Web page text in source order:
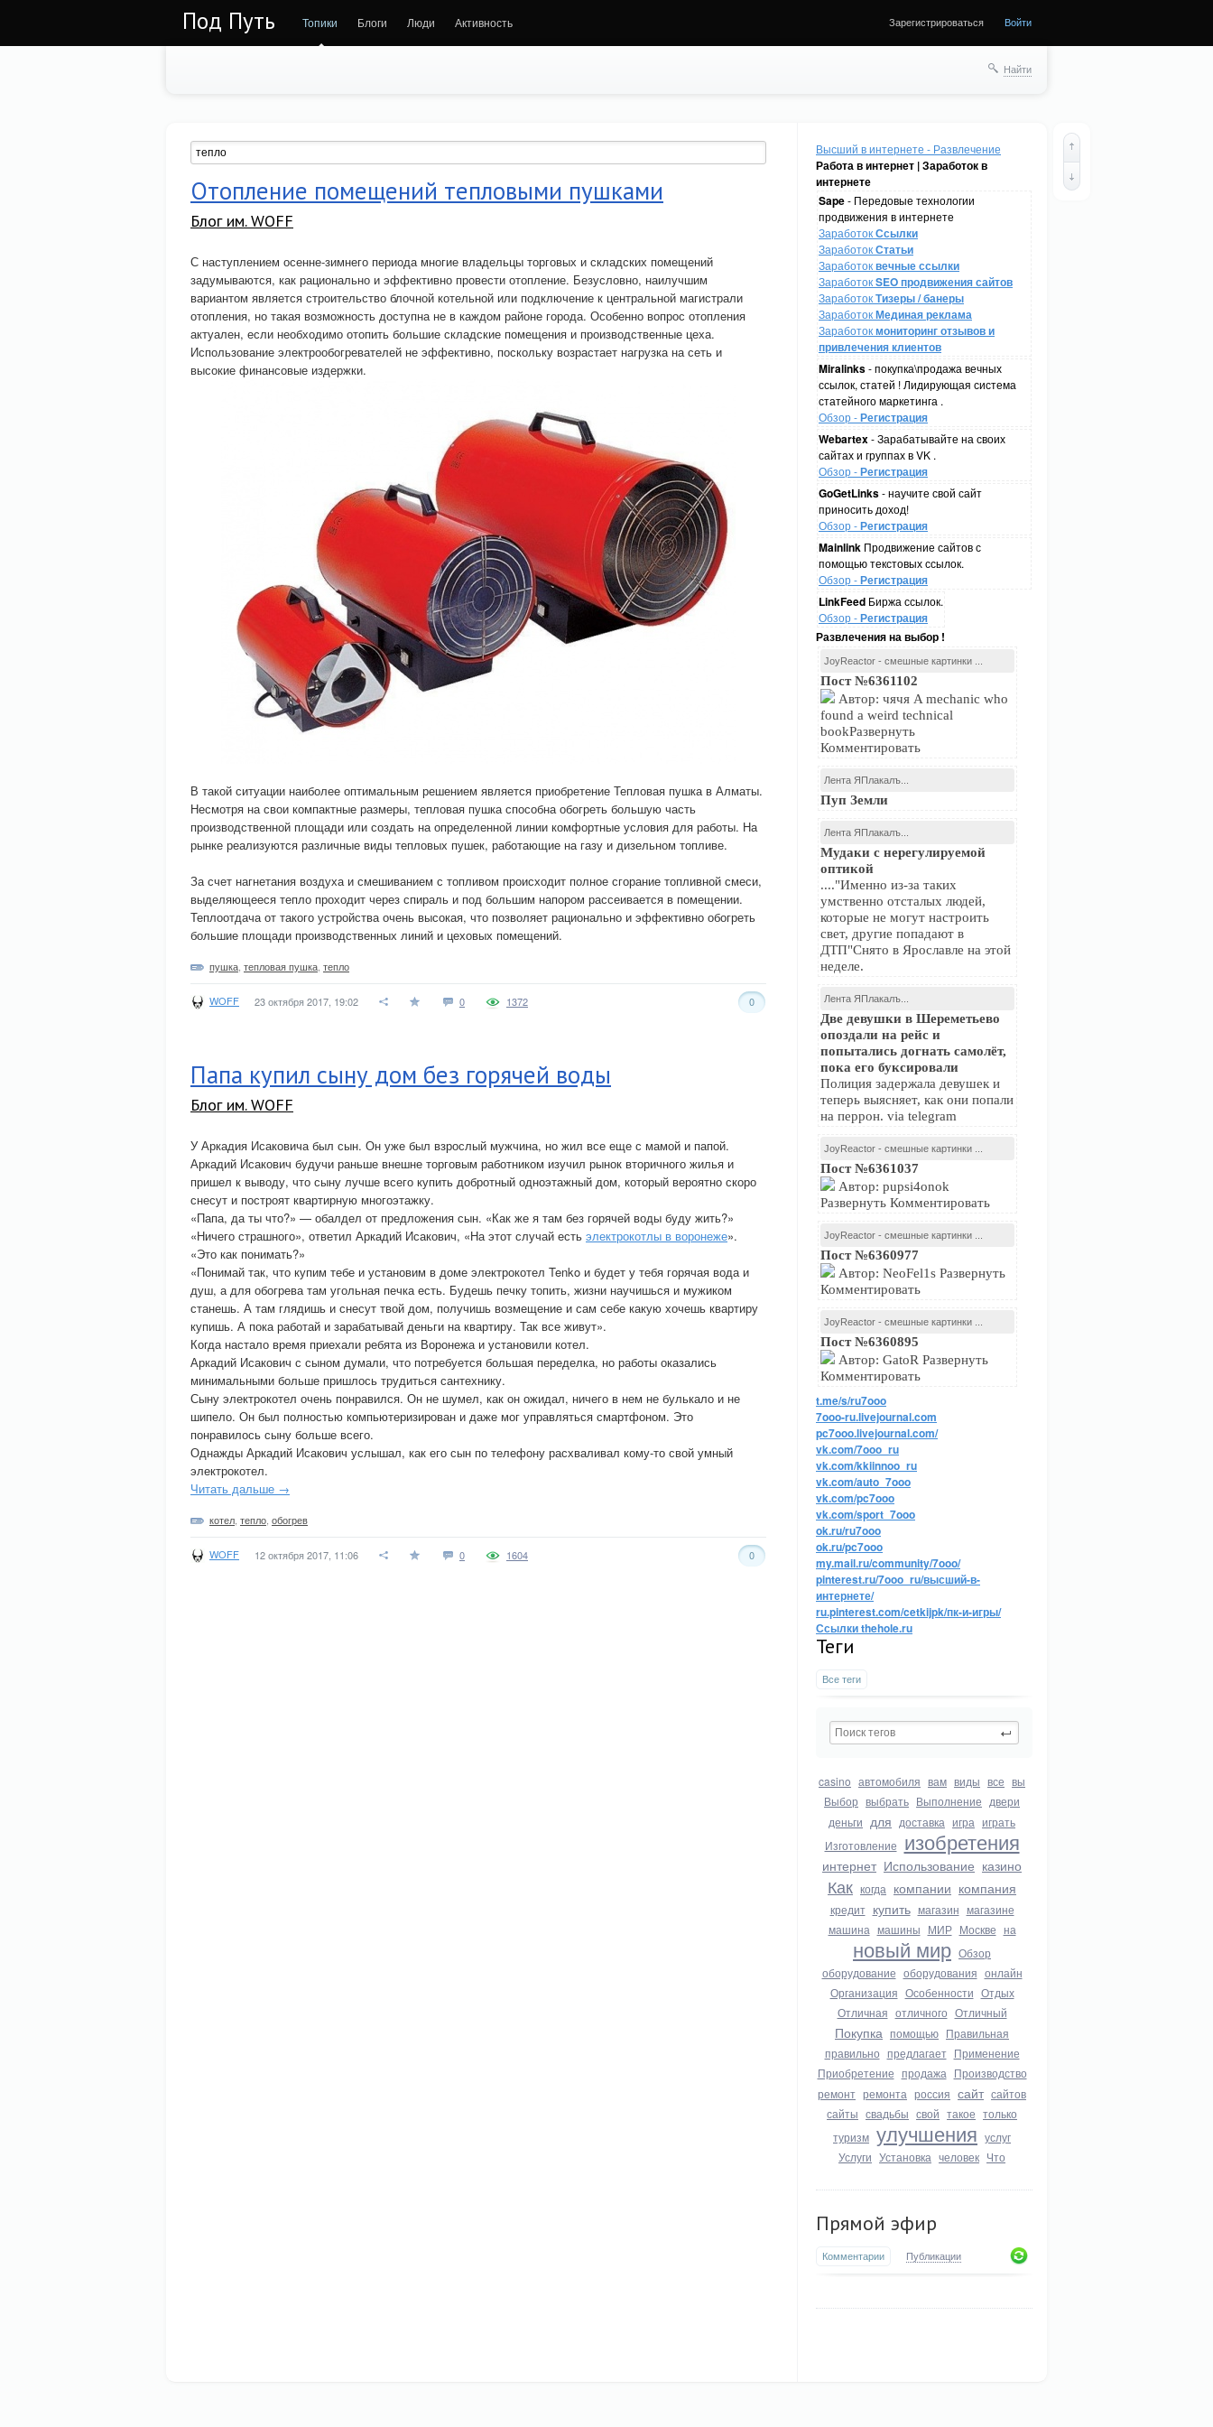
Под Путь Топики Блоги Люди Активность Зарегистрироваться Войти
Найти
Высший в интернете - Развлечение
Работа в интернет | Заработок в
интернете
Sape- Передовые технологии
продвижения в интернете
ЗаработокСсылки
ЗаработокСтатьи
Заработоквечные ссылки
ЗаработокSEO продвижения сайтов
ЗаработокТизеры / банеры
ЗаработокМединая реклама
Заработокмониторинг отзывов и
привлечения клиентов
Miralinks- покупка\продажа вечных
ссылок, статей ! Лидирующая система
статейного маркетинга .
Обзор -Регистрация
Webartex- Зарабатывайте на своих
сайтах и группах в VK .
Обзор -Регистрация
GoGetLinks- научите свой сайт
приносить доход!
Обзор -Регистрация
Mainlink Продвижение сайтов с
помощью текстовых ссылок.
Обзор -Регистрация
LinkFeed Биржа ссылок.
Обзор -Регистрация
Развлечения на выбор !
JoyReactor - смешные картинки ...
Пост №6361102
Автор: чячя A mechanic who
found a weird technical
bookРазвернуть
Комментировать
Лента ЯПлакалъ...
Пуп Земли
Лента ЯПлакалъ...
Мудаки с нерегулируемой
оптикой
...."Именно из-за таких
умственно отсталых людей,
которые не могут настроить
свет, другие попадают в
ДТП"Снято в Ярославле на этой
неделе.
Лента ЯПлакалъ...
Две девушки в Шереметьево
опоздали на рейс и
попытались догнать самолёт,
пока его буксировали
Полиция задержала девушек и
теперь выясняет, как они попали
на перрон. via telegram
JoyReactor - смешные картинки ...
Пост №6361037
Автор: pupsi4onok
Развернуть Комментировать
JoyReactor - смешные картинки ...
Пост №6360977
Автор: NeoFel1s Развернуть
Комментировать
JoyReactor - смешные картинки ...
Пост №6360895
Автор: GatoR Развернуть
Комментировать
t.me/s/ru7ooo
7ooo-ru.livejournal.com
pc7ooo.livejournal.com/
vk.com/7ooo_ru
vk.com/kkiinnoo_ru
vk.com/auto_7ooo
vk.com/pc7ooo
vk.com/sport_7ooo
ok.ru/ru7ooo
ok.ru/pc7ooo
my.mail.ru/community/7ooo/
pinterest.ru/7ooo_ru/высший-в-
интернете/
ru.pinterest.com/cetkijpk/пк-и-игры/
Ссылки thehole.ru
Теги
Все теги
casino автомобиля вам виды все вы
Выбор выбрать Выполнение двери
деньги для доставка игра играть
Изготовление изобретения
интернет Использование казино
Как когда компании компания
кредит купить магазин магазине
машина машины МИР Москве на
новый мир Обзор
оборудование оборудования онлайн
Организация Особенности Отдых
Отличная отличного Отличный
Покупка помощью Правильная
правильно предлагает Применение
Приобретение продажа Производство
ремонт ремонта россия сайт сайтов
сайты свадьбы свой такое только
туризм улучшения услуг
Услуги Установка человек Что
Прямой эфир
Комментарии Публикации
Отопление помещений тепловыми пушками
Блог им. WOFF
С наступлением осенне-зимнего периода многие владельцы торговых и складских помещений
задумываются, как рационально и эффективно провести отопление. Безусловно, наилучшим
вариантом является строительство блочной котельной или подключение к центральной магистрали
отопления, но такая возможность доступна не в каждом районе города. Особенно вопрос отопления
актуален, если необходимо отопить большие складские помещения и производственные цеха.
Использование электрообогревателей не эффективно, поскольку возрастает нагрузка на сеть и
высокие финансовые издержки.
В такой ситуации наиболее оптимальным решением является приобретение Тепловая пушка в Алматы.
Несмотря на свои компактные размеры, тепловая пушка способна обогреть большую часть
производственной площади или создать на определенной линии комфортные условия для работы. На
рынке реализуются различные виды тепловых пушек, работающие на газу и дизельном топливе.
За счет нагнетания воздуха и смешиванием с топливом происходит полное сгорание топливной смеси,
выделяющееся тепло проходит через спираль и под большим напором рассеивается в помещении.
Теплоотдача от такого устройства очень высокая, что позволяет рационально и эффективно обогреть
большие площади производственных линий и цеховых помещений.
пушка тепловая пушка тепло
WOFF 23 октября 2017, 19:02 0 0
1372
Папа купил сыну дом без горячей воды
Блог им. WOFF
У Аркадия Исаковича был сын. Он уже был взрослый мужчина, но жил все еще с мамой и папой.
Аркадий Исакович будучи раньше внешне торговым работником изучил рынок вторичного жилья и
пришел к выводу, что сыну лучше всего купить добротный одноэтажный дом, который вероятно скоро
снесут и построят квартирную многоэтажку.
«Папа, да ты что?» — обалдел от предложения сын. «Как же я там без горячей воды буду жить?»
«Ничего страшного», ответил Аркадий Исакович, «На этот случай есть электрокотлы в воронеже».
«Это как понимать?»
«Понимай так, что купим тебе и установим в доме электрокотел Tenko и будет у тебя горячая вода и
душ, а для обогрева там угольная печка есть. Будешь печку топить, жизни научишься и мужиком
станешь. А там глядишь и снесут твой дом, получишь возмещение и сам себе какую хочешь квартиру
купишь. А пока работай и зарабатывай деньги на квартиру. Так все живут».
Когда настало время приехали ребята из Воронежа и установили котел.
Аркадий Исакович с сыном думали, что потребуется большая переделка, но работы оказались
минимальными больше пришлось трудиться сантехнику.
Сыну электрокотел очень понравился. Он не шумел, как он ожидал, ничего в нем не булькало и не
шипело. Он был полностью компьютеризирован и даже мог управляться смартфоном. Это
понравилось сыну больше всего.
Однажды Аркадий Исакович услышал, как его сын по телефону расхваливал кому-то свой умный
электрокотел.
Читать дальше →
котел тепло обогрев
WOFF 12 октября 2017, 11:06 0 0
1604